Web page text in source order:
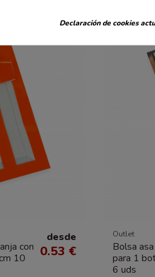
con
10
desde
0.53 €
Outlet
Bolsa
para 1
6 uds
Declaración de cookies